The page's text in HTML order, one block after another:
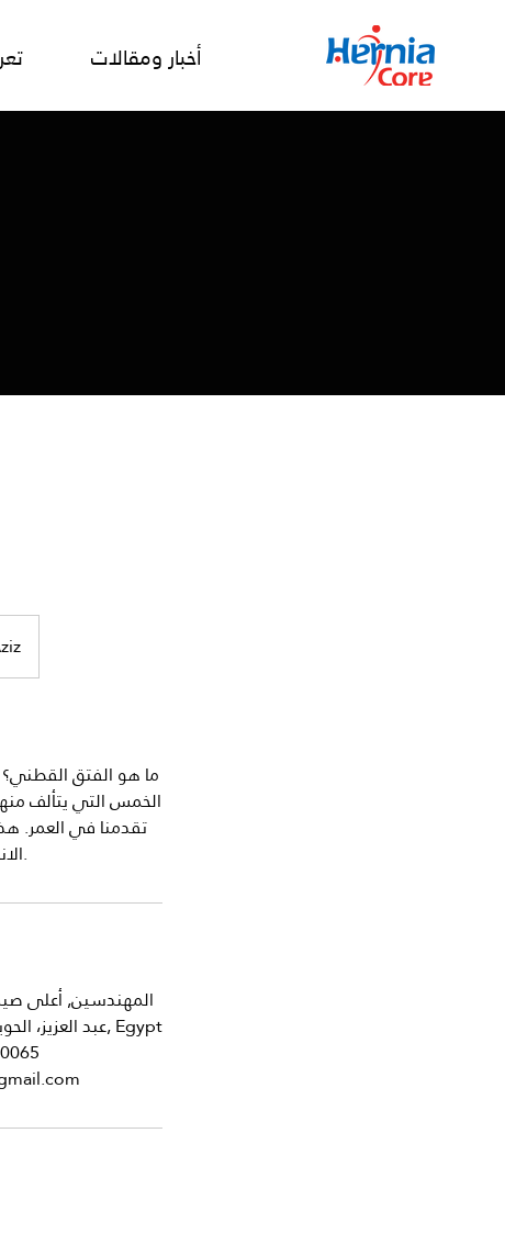
ما هو الفتق
الخمس التي يتألف
تقدمنا ​​في العمر.
الانخفاض في محتوى السوائل في الأقراص إلى التآكل أو التمزق أو الإزاحة.
المهندسين, أعلى
عبد العزيز، الحويتية، حي العجوزة، الجيزة 12311, Egypt
أخبار ومقالات